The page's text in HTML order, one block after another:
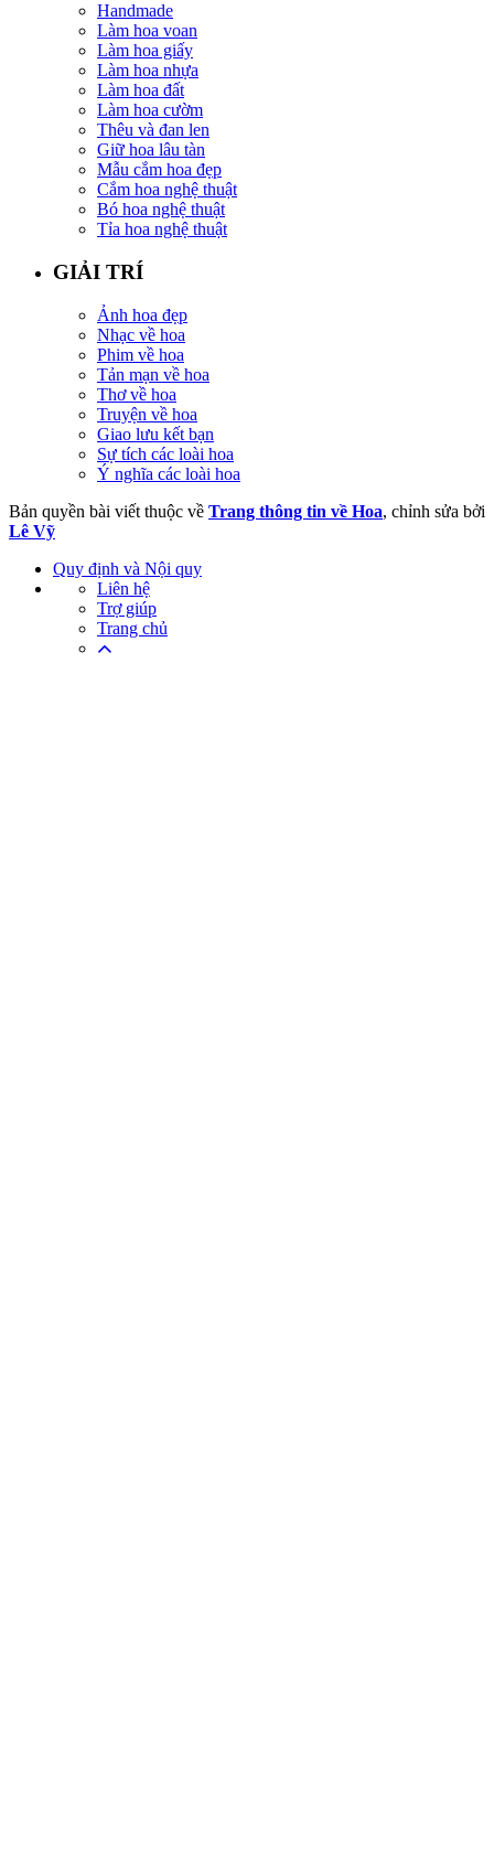
Handmade
Làm hoa voan
Làm hoa giấy
Làm hoa nhựa
Làm hoa đất
Làm hoa cườm
Thêu và đan len
Giữ hoa lâu tàn
Mẫu cắm hoa đẹp
Cắm hoa nghệ thuật
Bó hoa nghệ thuật
Tỉa hoa nghệ thuật
GIẢI TRÍ
Ảnh hoa đẹp
Nhạc về hoa
Phim về hoa
Tản mạn về hoa
Thơ về hoa
Truyện về hoa
Giao lưu kết bạn
Sự tích các loài hoa
Ý nghĩa các loài hoa
Bản quyền bài viết thuộc về Trang thông tin về Hoa, chỉnh sửa bởi
Lê Vỹ
Quy định và Nội quy
Liên hệ
Trợ giúp
Trang chủ